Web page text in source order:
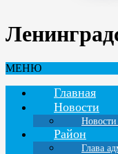
МЕНЮ
Главная
Новости
Новости
Район
Глава